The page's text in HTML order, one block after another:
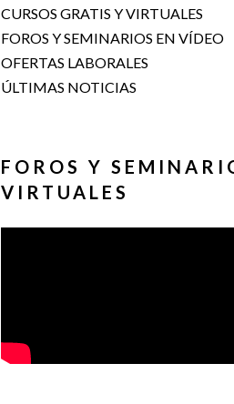
CURSOS GRATIS Y VIRTUALES
FOROS Y SEMINARIOS EN VÍDEO
OFERTAS LABORALES
ÚLTIMAS NOTICIAS
FOROS Y
VIRTUALES